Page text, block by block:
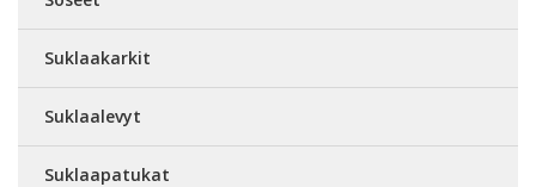
Suklaakarkit
Suklaalevyt
Suklaapatukat